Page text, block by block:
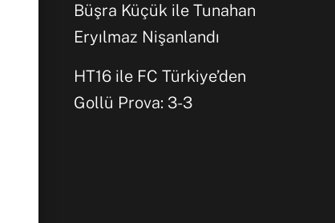
Büşra Küçük ile Tunahan
Eryılmaz Nişanlandı
HT16 ile FC Türkiye’den
Gollü Prova: 3-3